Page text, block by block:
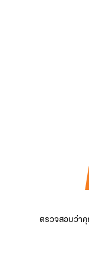
ตรวจสอบว่า